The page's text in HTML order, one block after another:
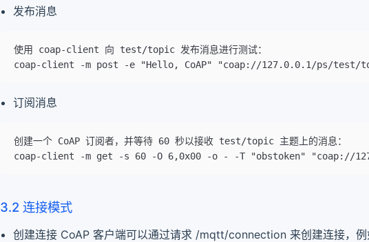
发布消息
使用 coap-client 向 test/topic 发布消息进行测试：
coap-client -m post -e "Hello, CoAP" "coap://127.0.0.1/ps/test/
订阅消息
创建一个 CoAP 订阅者，并等待 60 秒以接收 test/topic 主题上的消息：
coap-client -m get -s 60 -O 6,0x00 -o - -T "obstoken" "coap://
3.2 连接模式
创建连接 CoAP 客户端可以通过请求 /mqtt/connection 来创建连接，例